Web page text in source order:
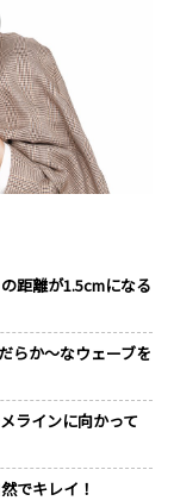
距離が1.5cmになる
らか〜なウェーブを
ラインに向かって
でキレイ！